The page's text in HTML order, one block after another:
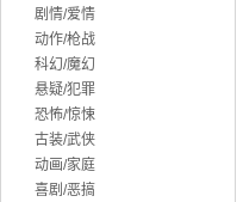
剧情/爱情
动作/枪战
科幻/魔幻
悬疑/犯罪
恐怖/惊悚
古装/武侠
动画/家庭
喜剧/恶搞